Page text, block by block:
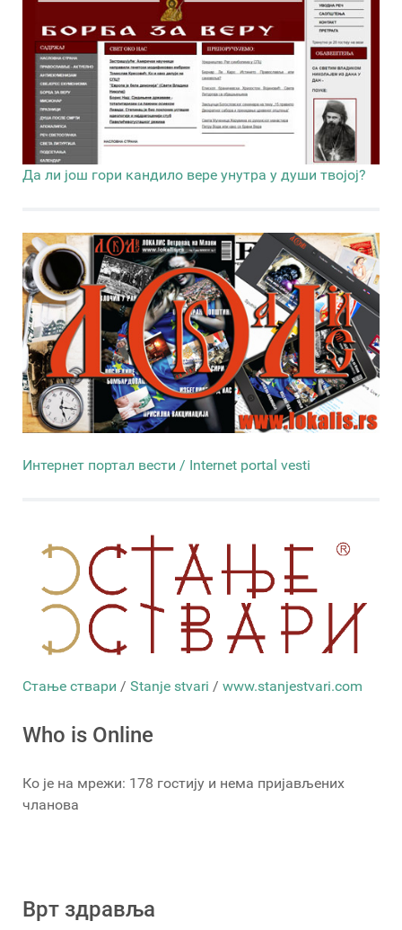
Да ли још гори кандило вере унутра у души твојој?
Интернет портал вести / Internet portal vesti
Стање ствари / Stanje stvari / www.stanjestvari.com
Who is Online
Ко је на мрежи: 178 гостију и нема пријављених
чланова
Врт здравља